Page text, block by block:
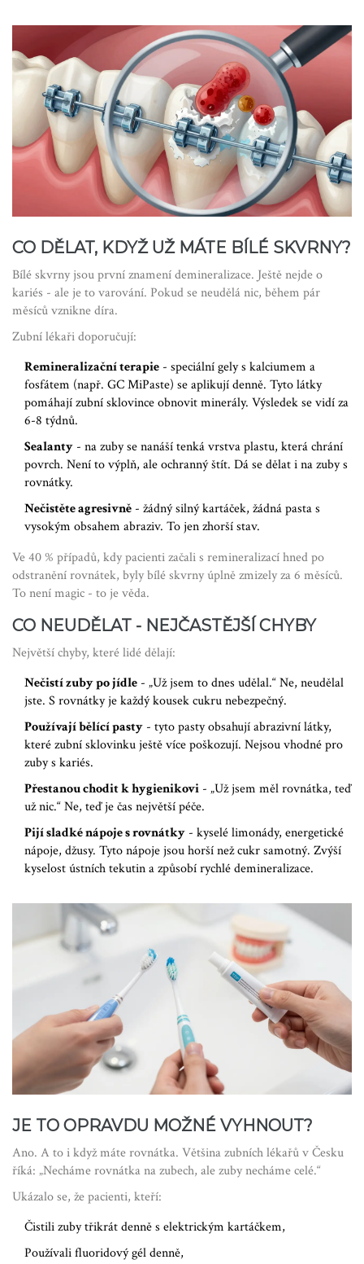
CO DĚLAT, KDYŽ UŽ MÁTE BÍLÉ SKVRNY?
Bílé skvrny jsou první znamení demineralizace. Ještě nejde o
kariés - ale je to varování. Pokud se neudělá nic, během pár
měsíců vznikne díra.
Zubní lékaři doporučují:
Remineralizační terapie - speciální gely s kalciumem a
fosfátem (např. GC MiPaste) se aplikují denně. Tyto látky
pomáhají zubní sklovince obnovit minerály. Výsledek se vidí za
6-8 týdnů.
Sealanty - na zuby se nanáší tenká vrstva plastu, která chrání
povrch. Není to výplň, ale ochranný štít. Dá se dělat i na zuby s
rovnátky.
Nečistěte agresivně - žádný silný kartáček, žádná pasta s
vysokým obsahem abraziv. To jen zhorší stav.
Ve 40 % případů, kdy pacienti začali s remineralizací hned po
odstranění rovnátek, byly bílé skvrny úplně zmizely za 6 měsíců.
To není magic - to je věda.
CO NEUDĚLAT - NEJČASTĚJŠÍ CHYBY
Největší chyby, které lidé dělají:
Nečistí zuby po jídle - „Už jsem to dnes udělal.“ Ne, neudělal
jste. S rovnátky je každý kousek cukru nebezpečný.
Používají bělící pasty - tyto pasty obsahují abrazivní látky,
které zubní sklovinku ještě více poškozují. Nejsou vhodné pro
zuby s kariés.
Přestanou chodit k hygienikovi - „Už jsem měl rovnátka, teď
už nic.“ Ne, teď je čas největší péče.
Pijí sladké nápoje s rovnátky - kyselé limonády, energetické
nápoje, džusy. Tyto nápoje jsou horší než cukr samotný. Zvýší
kyselost ústních tekutin a způsobí rychlé demineralizace.
JE TO OPRAVDU MOŽNÉ VYHNOUT?
Ano. A to i když máte rovnátka. Většina zubních lékařů v Česku
říká: „Necháme rovnátka na zubech, ale zuby necháme celé.“
Ukázalo se, že pacienti, kteří:
Čistili zuby třikrát denně s elektrickým kartáčkem,
Používali fluoridový gél denně,